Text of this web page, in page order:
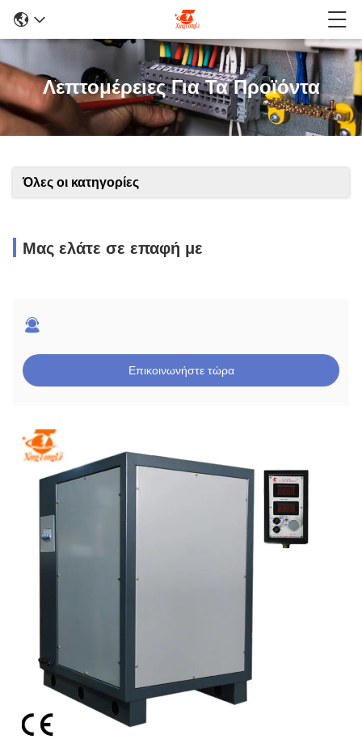
Λεπτομέρειες Για Τα Προϊόντα
Όλες οι κατηγορίες
Μας ελάτε σε επαφή με
Επικοινωνήστε τώρα